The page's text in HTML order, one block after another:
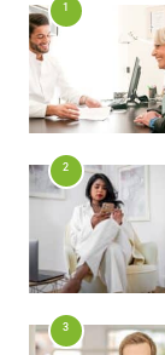
1
2
3
FITNESS